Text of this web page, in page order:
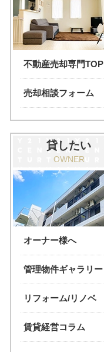
不動産売却専門TOP
売却相談フォーム
貸したい
OWNER
オーナー様へ
管理物件ギャラリー
リフォーム/リノベ
賃貸経営コラム